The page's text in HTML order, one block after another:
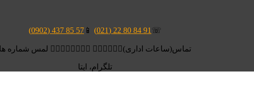
☏
91 84 80 22 (021)
📱
57 85 437 (0902)
تماس(ساعات اداری)👆🏻👆🏻👆🏻 👆🏻👆🏻👆🏻👆🏻 لمس شماره ها
تلگرام، ایتا